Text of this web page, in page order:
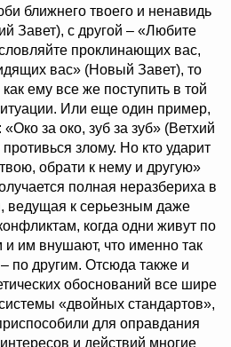
ближнего твоего и ненавидь
Завет), с другой – «Любите
проклинающих вас,
вас» (Новый Завет), то
ему все же поступить в той
Или еще один пример,
за око, зуб за зуб» (Ветхий
злому. Но кто ударит
обрати к нему и другую»
полная неразбериха в
ведущая к серьезным даже
когда одни живут по
им внушают, что именно так
по другим. Отсюда также и
обоснований все шире
«двойных стандартов»,
для оправдания
и действий многие